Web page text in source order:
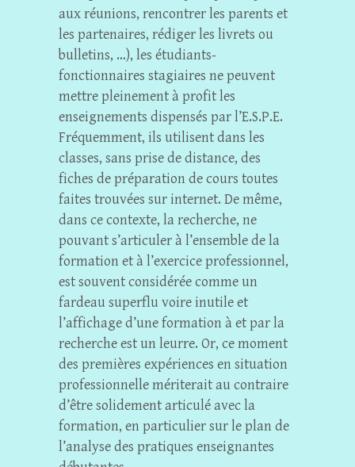
aux réunions, rencontrer les parents et
les partenaires, rédiger les livrets ou
bulletins, …), les étudiants-
fonctionnaires stagiaires ne peuvent
mettre pleinement à profit les
enseignements dispensés par l’E.S.P.E.
Fréquemment, ils utilisent dans les
classes, sans prise de distance, des
fiches de préparation de cours toutes
faites trouvées sur internet. De même,
dans ce contexte, la recherche, ne
pouvant s’articuler à l’ensemble de la
formation et à l’exercice professionnel,
est souvent considérée comme un
fardeau superflu voire inutile et
l’affichage d’une formation à et par la
recherche est un leurre. Or, ce moment
des premières expériences en situation
professionnelle mériterait au contraire
d’être solidement articulé avec la
formation, en particulier sur le plan de
l’analyse des pratiques enseignantes